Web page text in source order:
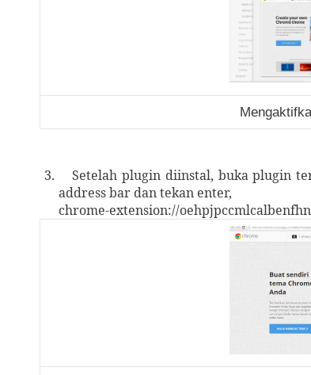
3.
Setelah plugin diinstal, buka plugin
address bar dan tekan enter,
chrome-extension://